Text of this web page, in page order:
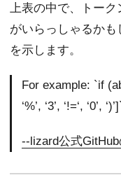
上表の中で、トー
がいらっしゃるかも
を示します。
For example: `if
‘%’, ‘3’, ‘!=‘, ‘0’,
--lizard公式